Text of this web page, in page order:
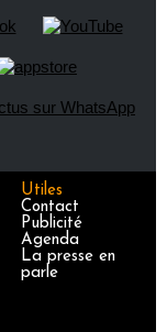
Utiles
Contact
Publicité
Agenda
La presse en
parle